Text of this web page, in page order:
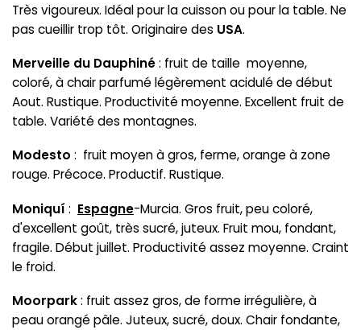
Très vigoureux. Idéal pour la cuisson ou pour la table. Ne
pas cueillir trop tôt. Originaire des USA.
Merveille du Dauphiné: fruit de taille moyenne,
coloré, à chair parfumé légèrement acidulé de début
Aout. Rustique. Productivité moyenne. Excellent fruit de
table. Variété des montagnes.
Modesto : fruit moyen à gros, ferme, orange à zone
rouge. Précoce. Productif. Rustique.
Moniquí : Espagne-Murcia. Gros fruit, peu coloré,
d'excellent goût, très sucré, juteux. Fruit mou, fondant,
fragile. Début juillet. Productivité assez moyenne. Craint
le froid.
Moorpark: fruit assez gros, de forme irrégulière, à
peau orangé pâle. Juteux, sucré, doux. Chair fondante,